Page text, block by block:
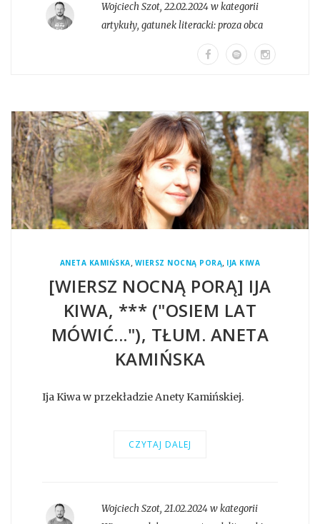
Wojciech Szot, 22.02.2024 w kategorii
artykuły, gatunek literacki:proza obca
ANETA KAMIŃSKA, WIERSZ NOCNĄ PORĄ, IJA KIWA
[WIERSZ NOCNĄ PORĄ] IJA
KIWA, *** ("OSIEM LAT
MÓWIĆ..."), TŁUM. ANETA
KAMIŃSKA
Ija Kiwa w przekładzie Anety Kamińskiej.
CZYTAJ DALEJ
Wojciech Szot, 21.02.2024 w kategorii